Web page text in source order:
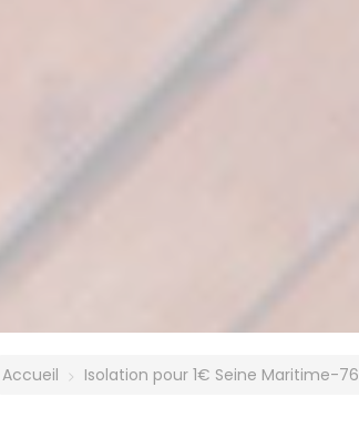
Accueil Isolation pour 1€ Seine Maritime-76